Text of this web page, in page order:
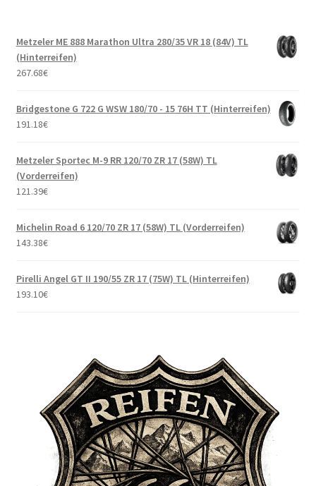
Metzeler ME 888 Marathon Ultra 280/35 VR 18 (84V) TL
(Hinterreifen)
267.68€
Bridgestone G 722 G WSW 180/70 - 15 76H TT (Hinterreifen)
191.18€
Metzeler Sportec M-9 RR 120/70 ZR 17 (58W) TL
(Vorderreifen)
121.39€
Michelin Road 6 120/70 ZR 17 (58W) TL (Vorderreifen)
143.38€
Pirelli Angel GT II 190/55 ZR 17 (75W) TL (Hinterreifen)
193.10€